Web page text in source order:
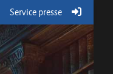
Service presse